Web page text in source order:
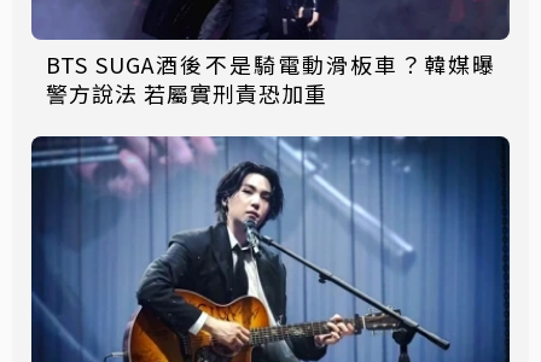
BTS SUGA酒後不是騎電動滑板車？韓媒曝
警方說法 若屬實刑責恐加重